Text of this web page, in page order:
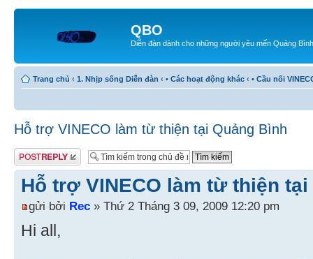
QBO
Diễn đàn dành cho những người yêu mến Quảng Bình
Trang chủ ‹ 1. Nhịp sống Diễn đàn ‹ • Các hoạt động khác ‹ • Cầu nối
Hỗ trợ VINECO làm từ thiện tại Quảng Bình
Gửi bài trả lời
Hỗ trợ VINECO làm từ thiện
gửi bởi Rec » Thứ 2 Tháng 3 09, 2009 12:20 pm
Hi all,